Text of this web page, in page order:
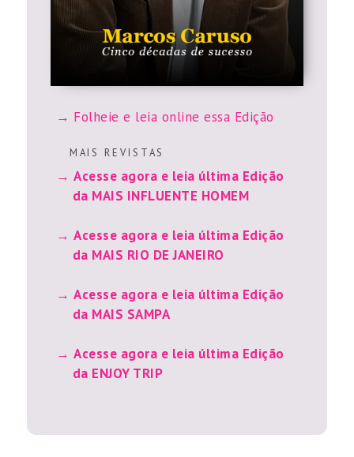
Folheie e leia online essa Edição
M A I S R E V I S T A S
Acesse agora e leia última Edição
da MAIS INFLUENTE HOMEM
Acesse agora e leia última Edição
da MAIS RIO DE JANEIRO
Acesse agora e leia última Edição
da MAIS SAMPA
Acesse agora e leia última Edição
da ENJOY TRIP